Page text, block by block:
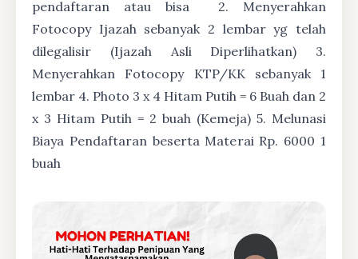
pendaftaran atau bisa
2. Menyerahkan
Fotocopy Ijazah sebanyak 2 lembar yg telah
dilegalisir (Ijazah Asli Diperlihatkan) 3.
Menyerahkan Fotocopy KTP/KK sebanyak 1
lembar 4. Photo 3 x 4 Hitam Putih = 6 Buah dan 2
x 3 Hitam Putih = 2 buah (Kemeja) 5. Melunasi
Biaya Pendaftaran beserta Materai Rp. 6000 1
buah